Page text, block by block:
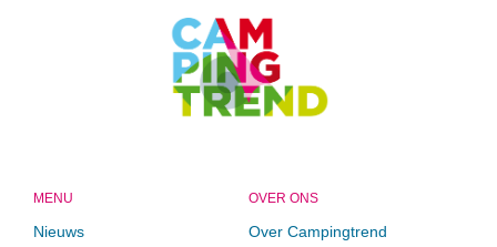
MENU
Nieuws
OVER ONS
Over Campingtrend